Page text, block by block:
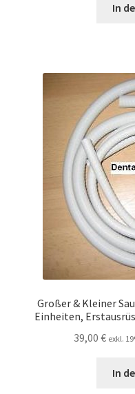
In
Großer & Kleiner
Einheiten,
39,00 € exkl.
In